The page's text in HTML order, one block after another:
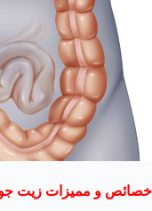
خصائص و مميزات زيت